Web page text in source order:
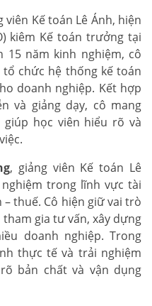
viên Kế toán Lê Ánh, hiện
kiêm Kế toán trưởng tại
15 năm kinh nghiệm, cô
chức hệ thống kế toán
doanh nghiệp. Kết hợp
và giảng dạy, cô mang
học viên hiểu rõ và
, giảng viên Kế toán Lê
trong lĩnh vực tài
thuế. Cô hiện giữ vai trò
gia tư vấn, xây dựng
doanh nghiệp. Trong
thực tế và trải nghiệm
bản chất và vận dụng